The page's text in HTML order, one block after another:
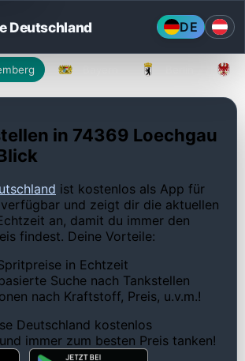
Deutschland DE
in 74369 Loechgau
ist kostenlos als App für
und zeigt dir die aktuellen
an, damit du immer den
findest. Deine Vorteile:
in Echtzeit
Suche nach Tankstellen
nach Kraftstoff, Preis, u.v.m.!
Deutschland kostenlos
immer zum besten Preis tanken!